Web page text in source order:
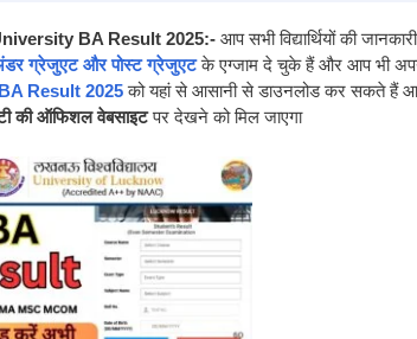
BA Result 2025:- आप सभी विद्यार्थियों की
अंडर ग्रेजुएट और पोस्ट ग्रेजुएटके एग्जाम दे चुके हैंऔर आप भी अपने
Result 2025को यहां से आसानी से डाउनलोड कर सकते हैं
की ऑफिशल वेबसाइटपर देखने को मिल जाएगा